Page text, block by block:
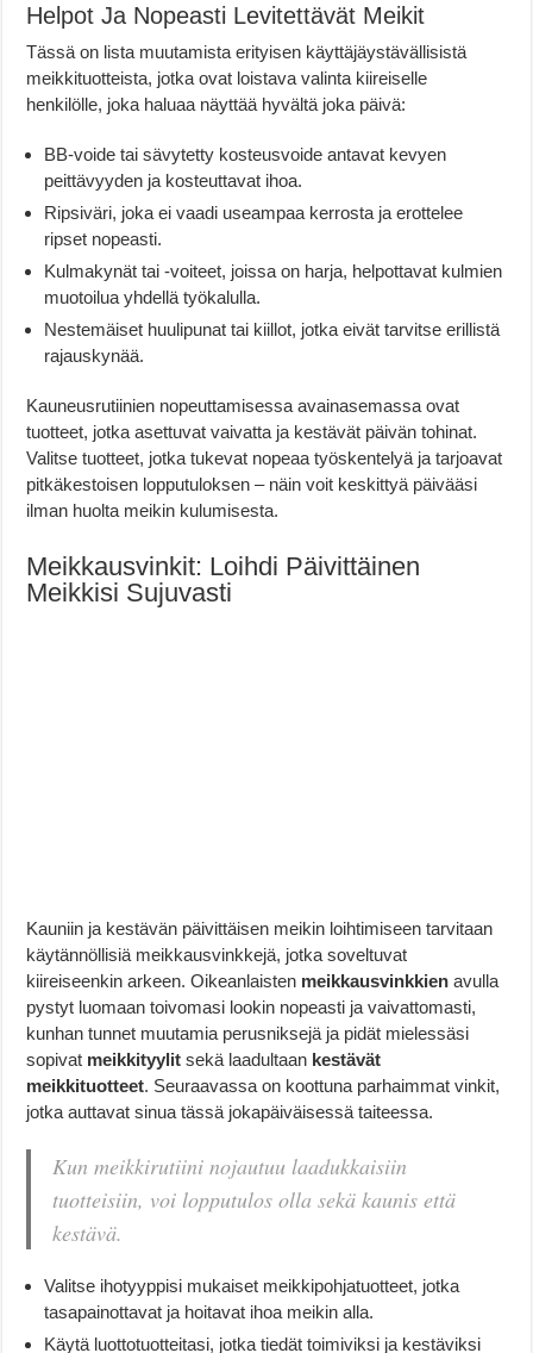
Helpot Ja Nopeasti Levitettävät Meikit
Tässä on lista muutamista erityisen käyttäjäystävällisistä
meikkituotteista, jotka ovat loistava valinta kiireiselle
henkilölle, joka haluaa näyttää hyvältä joka päivä:
BB-voide tai sävytetty kosteusvoide antavat kevyen
peittävyyden ja kosteuttavat ihoa.
Ripsiväri, joka ei vaadi useampaa kerrosta ja erottelee
ripset nopeasti.
Kulmakynät tai -voiteet, joissa on harja, helpottavat kulmien
muotoilua yhdellä työkalulla.
Nestemäiset huulipunat tai kiillot, jotka eivät tarvitse erillistä
rajauskynää.
Kauneusrutiinien nopeuttamisessa avainasemassa ovat
tuotteet, jotka asettuvat vaivatta ja kestävät päivän tohinat.
Valitse tuotteet, jotka tukevat nopeaa työskentelyä ja tarjoavat
pitkäkestoisen lopputuloksen – näin voit keskittyä päivääsi
ilman huolta meikin kulumisesta.
Meikkausvinkit: Loihdi Päivittäinen
Meikkisi Sujuvasti
Kauniin ja kestävän päivittäisen meikin loihtimiseen tarvitaan
käytännöllisiä meikkausvinkkejä, jotka soveltuvat
kiireiseenkin arkeen. Oikeanlaisten meikkausvinkkien avulla
pystyt luomaan toivomasi lookin nopeasti ja vaivattomasti,
kunhan tunnet muutamia perusniksejä ja pidät mielessäsi
sopivat meikkityylit sekä laadultaan kestävät
meikkituotteet. Seuraavassa on koottuna parhaimmat vinkit,
jotka auttavat sinua tässä jokapäiväisessä taiteessa.
Kun meikkirutiini nojautuu laadukkaisiin
tuotteisiin, voi lopputulos olla sekä kaunis että
kestävä.
Valitse ihotyyppisi mukaiset meikkipohjatuotteet, jotka
tasapainottavat ja hoitavat ihoa meikin alla.
Käytä luottotuotteitasi, jotka tiedät toimiviksi ja kestäviksi